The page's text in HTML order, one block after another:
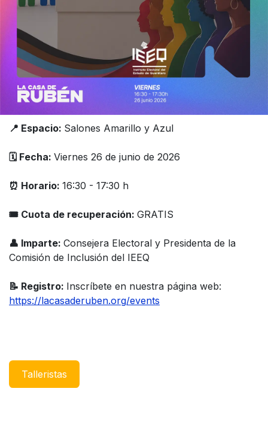
📍 Espacio: Salones Amarillo y Azul
🗓️ Fecha: Viernes 26 de junio de 2026
⏰ Horario: 16:30 - 17:30 h
🎟 Cuota de recuperación: GRATIS
👤 Imparte: Consejera Electoral y Presidenta de la
Comisión de Inclusión del IEEQ
📝 Registro: Inscríbete en nuestra página web:
https://lacasaderuben.org/events
Taller​istas​​​​​​